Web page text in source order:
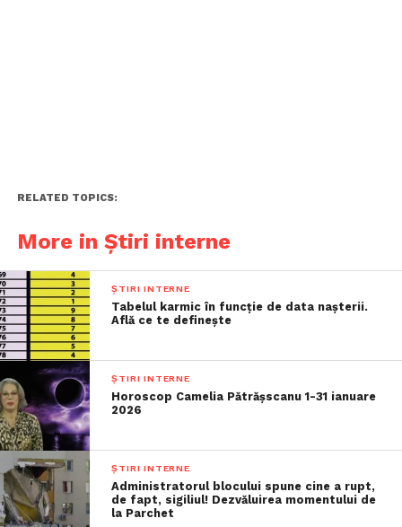
RELATED TOPICS:
More in Știri interne
ȘTIRI INTERNE
Tabelul karmic în funcție de data nașterii.
Află ce te definește
ȘTIRI INTERNE
Horoscop Camelia Pătrășscanu 1-31 ianuare
2026
ȘTIRI INTERNE
Administratorul blocului spune cine a rupt,
de fapt, sigiliul! Dezvăluirea momentului de
la Parchet